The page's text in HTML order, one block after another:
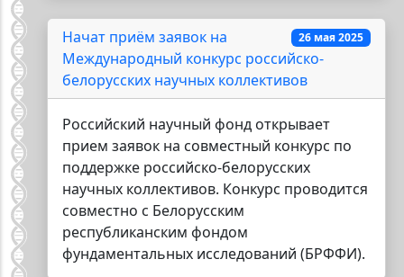
26 мая 2025
Начат приём заявок на
Международный конкурс российско-
белорусских научных коллективов
Российский научный фонд открывает
прием заявок на совместный конкурс по
поддержке российско-белорусских
научных коллективов. Конкурс проводится
совместно с Белорусским
республиканским фондом
фундаментальных исследований (БРФФИ).